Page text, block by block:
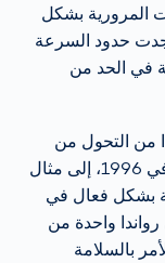
المرورية بشكل
وقد وجدت حدود السرعة
في الحد من
من التحول من
واحدة من أخطر الدول لمستخدمي الطرق في 1996، إلى مثال
بشكل فعال في
تبقى رواندا واحدة من
بالسلامة